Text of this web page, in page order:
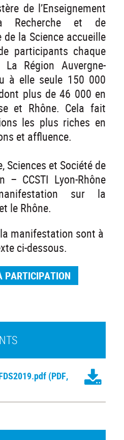
de l’Enseignement
Recherche et de
de la Science accueille
participants chaque
Région Auvergne-
à elle seule 150 000
plus de 46 000 en
et Rhône. Cela fait
les plus riches en
et affluence.
Sciences et Société de
– CCSTI Lyon-Rhône
sur la
le Rhône.
manifestation sont à
ci-dessous.
PARTICIPATION
(PDF,